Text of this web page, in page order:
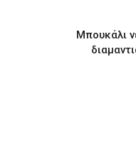
Μπουκάλι